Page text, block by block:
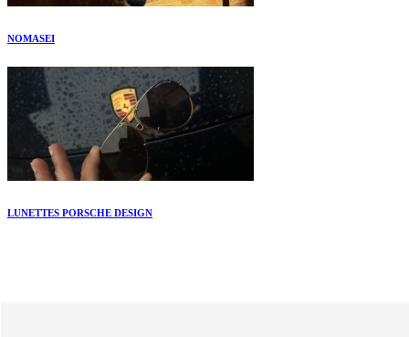
NOMASEI
LUNETTES PORSCHE DESIGN